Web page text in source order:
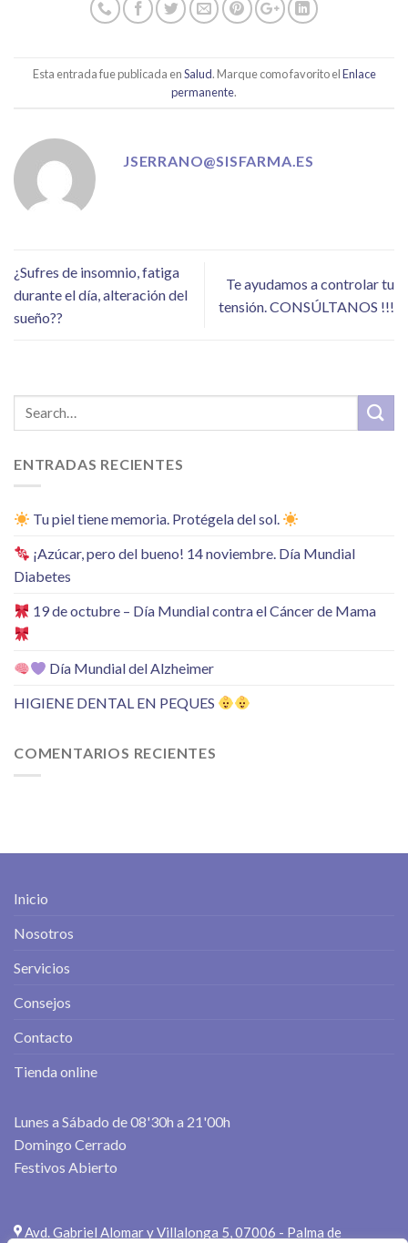
Esta entrada fue publicada enSalud. Marque como favorito elEnlace
permanente.
JSERRANO@SISFARMA.ES
¿Sufres de insomnio, fatiga
durante el día, alteración del
sueño??
Te ayudamos a controlar tu
tensión. CONSÚLTANOS !!!
ENTRADAS RECIENTES
Tu piel tiene memoria. Protégela del sol.
¡Azúcar, pero del bueno! 14 noviembre. Día Mundial
Diabetes
19 de octubre – Día Mundial contra el Cáncer de Mama
Día Mundial del Alzheimer
HIGIENE DENTAL EN PEQUES
COMENTARIOS RECIENTES
Inicio
Nosotros
Servicios
Consejos
Contacto
Tienda online
Lunes a Sábado de 08'30h a 21'00h
Domingo Cerrado
Festivos Abierto
Avd. Gabriel Alomar y Villalonga 5, 07006 - Palma de